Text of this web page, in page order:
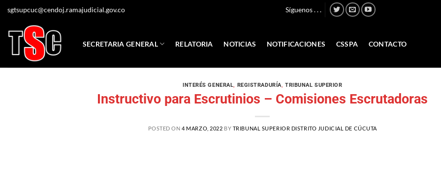
sgtsupcuc@cendoj.ramajudicial.gov.co Síguenos . . .
SECRETARIA GENERAL RELATORIA NOTICIAS NOTIFICACIONES CSSPA CONTACTO
INTERÉS GENERAL, REGISTRADURÍA, TRIBUNAL SUPERIOR
Instructivo para Escrutinios – Comisiones Escrutadoras
POSTED ON4 MARZO, 2022 BY TRIBUNAL SUPERIOR DISTRITO JUDICIAL DE CÚCUTA